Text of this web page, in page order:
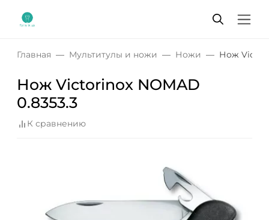
Главная Мультитулы и ножи Ножи Нож
Нож Victorinox NOMAD
0.8353.3
К сравнению